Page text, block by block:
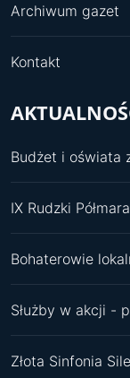
Archiwum gazet
Kontakt
Budżet i oświata
IX Rudzki
Bohaterowie
Służby w akcji -
Złota Sinfonia